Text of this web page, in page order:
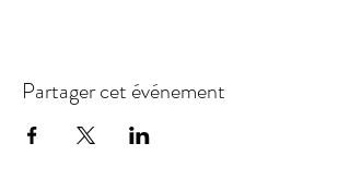
Partager cet événement